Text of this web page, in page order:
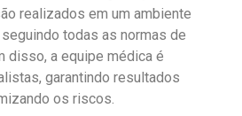
realizados em um ambiente
todas as normas de
disso, a equipe médica é
garantindo resultados
os riscos.